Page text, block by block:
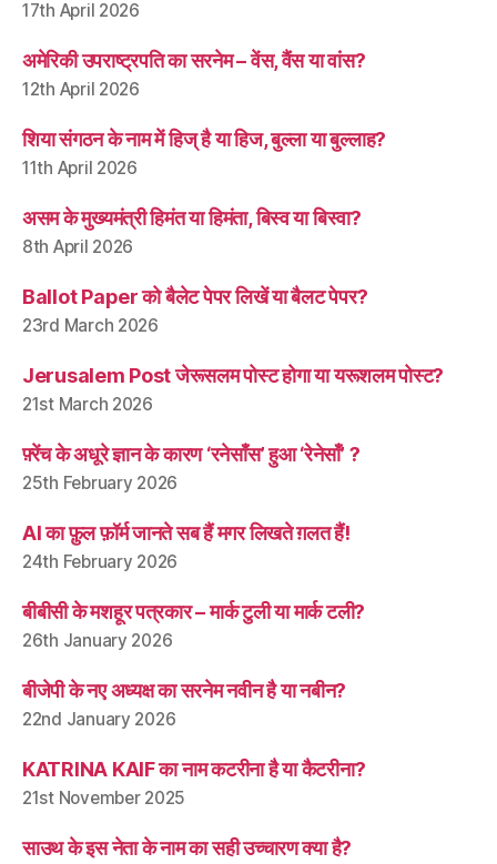
17th April 2026
अमेरिकी उपराष्ट्रपति का सरनेम – वेंस, वैंस या वांस?
12th April 2026
शिया संगठन के नाम में हिज् है या हिज, बुल्ला या बुल्लाह?
11th April 2026
असम के मुख्यमंत्री हिमंत या हिमंता, बिस्व या बिस्वा?
8th April 2026
Ballot Paper को बैलेट पेपर लिखें या बैलट पेपर?
23rd March 2026
Jerusalem Post जेरूसलम पोस्ट होगा या यरूशलम पोस्ट?
21st March 2026
फ़्रेंच के अधूरे ज्ञान के कारण ‘रनेसाँस’ हुआ ‘रेनेसाँ’ ?
25th February 2026
AI का फ़ुल फ़ॉर्म जानते सब हैं मगर लिखते ग़लत हैं!
24th February 2026
बीबीसी के मशहूर पत्रकार – मार्क टुली या मार्क टली?
26th January 2026
बीजेपी के नए अध्यक्ष का सरनेम नवीन है या नबीन?
22nd January 2026
KATRINA KAIF का नाम कटरीना है या कैटरीना?
21st November 2025
साउथ के इस नेता के नाम का सही उच्चारण क्या है?